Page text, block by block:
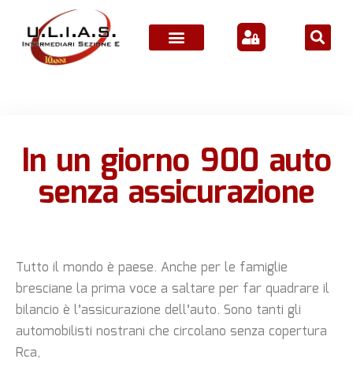
In un giorno 900 auto
senza assicurazione
Tutto il mondo è paese. Anche per le famiglie
bresciane la prima voce a saltare per far quadrare il
bilancio è l’assicurazione dell’auto. Sono tanti gli
automobilisti nostrani che circolano senza copertura
Rca,